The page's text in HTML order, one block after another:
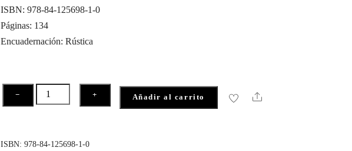
d
o
c
o
5
ISBN: 978-84-125698-1-0
Páginas: 134
Encuadernación: Rústica
−
estación
+ Añadir al carrito Share
ISBN:978-84-125698-1-0